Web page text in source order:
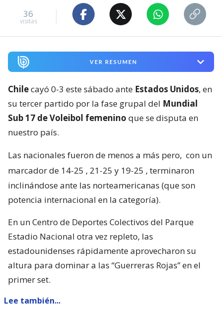
36
visitas
VER RESUMEN
Chilecayó 0-3 este sábado ante Estados Unidos, en
su tercer partido por la fase grupal del Mundial
Sub 17 de Voleibol femenino que se disputa en
nuestro país.
Las nacionales fueron de menos a más pero, con un
marcador de 14-25 , 21-25 y 19-25 , terminaron
inclinándose ante las norteamericanas (que son
potencia internacional en la categoría).
En un Centro de Deportes Colectivos del Parque
Estadio Nacional otra vez repleto, las
estadounidenses rápidamente aprovecharon su
altura para dominar a las “Guerreras Rojas” en el
primer set.
Lee también...